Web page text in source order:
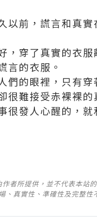
以前，謊言和真實
，穿了真實的衣服
言的衣服。
們的眼裡，只有穿
很難接受赤裸裸的
很發人心醒的，就
作者所提供，並不代表本站
、真實性、準確性及完整性